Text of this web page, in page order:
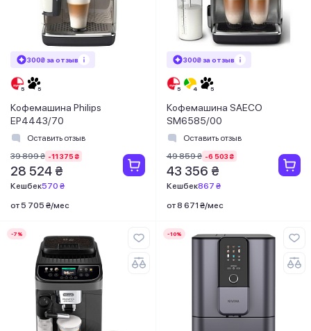
300₴ за отзыв
Кофемашина Philips
EP4443/70
Оставить отзыв
39 899 ₴ -11 375 ₴
28 524 ₴
Кешбек570 ₴
от 5 705 ₴/мес
300₴ за отзыв
Кофемашина SAECO
SM6585/00
Оставить отзыв
49 859 ₴ -6 503 ₴
43 356 ₴
Кешбек867 ₴
от 8 671 ₴/мес
-7% -10%